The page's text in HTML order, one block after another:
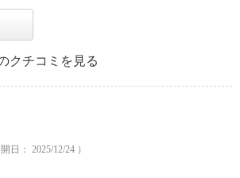
クチコミを見る
日： 2025/12/24 ）